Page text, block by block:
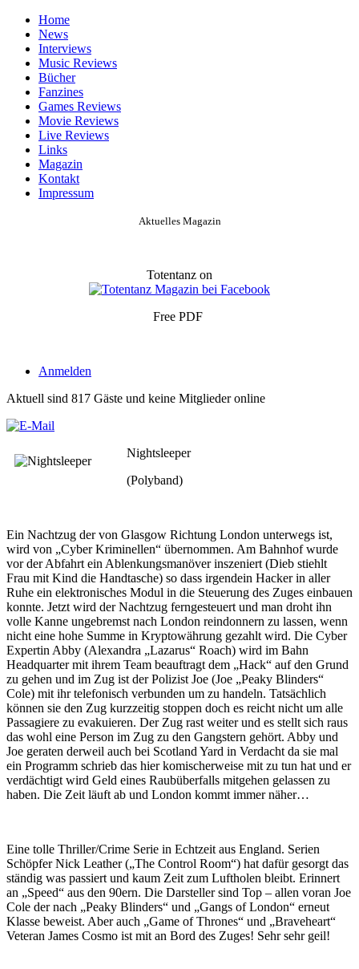
Home
News
Interviews
Music Reviews
Bücher
Fanzines
Games Reviews
Movie Reviews
Live Reviews
Links
Magazin
Kontakt
Impressum
Aktuelles Magazin
Totentanz on
Free PDF
Anmelden
Aktuell sind 817 Gäste und keine Mitglieder online
Nightsleeper
(Polyband)
Ein Nachtzug der von Glasgow Richtung London unterwegs ist,
wird von „Cyber Kriminellen“ übernommen. Am Bahnhof wurde
vor der Abfahrt ein Ablenkungsmanöver inszeniert (Dieb stiehlt
Frau mit Kind die Handtasche) so dass irgendein Hacker in aller
Ruhe ein elektronisches Modul in die Steuerung des Zuges einbauen
konnte. Jetzt wird der Nachtzug ferngesteuert und man droht ihn
volle Kanne ungebremst nach London reindonnern zu lassen, wenn
nicht eine hohe Summe in Kryptowährung gezahlt wird. Die Cyber
Expertin Abby (Alexandra „Lazarus“ Roach) wird im Bahn
Headquarter mit ihrem Team beauftragt dem „Hack“ auf den Grund
zu gehen und im Zug ist der Polizist Joe (Joe „Peaky Blinders“
Cole) mit ihr telefonisch verbunden um zu handeln. Tatsächlich
können sie den Zug kurzzeitig stoppen doch es reicht nicht um alle
Passagiere zu evakuieren. Der Zug rast weiter und es stellt sich raus
das wohl eine Person im Zug zu den Gangstern gehört. Abby und
Joe geraten derweil auch bei Scotland Yard in Verdacht da sie mal
ein Programm schrieb das hier komischerweise mit zu tun hat und er
verdächtigt wird Geld eines Raubüberfalls mitgehen gelassen zu
haben. Die Zeit läuft ab und London kommt immer näher…
Eine tolle Thriller/Crime Serie in Echtzeit aus England. Serien
Schöpfer Nick Leather („The Control Room“) hat dafür gesorgt das
ständig was passiert und kaum Zeit zum Luftholen bleibt. Erinnert
an „Speed“ aus den 90ern. Die Darsteller sind Top – allen voran Joe
Cole der nach „Peaky Blinders“ und „Gangs of London“ erneut
Klasse beweist. Aber auch „Game of Thrones“ und „Braveheart“
Veteran James Cosmo ist mit an Bord des Zuges! Sehr sehr geil!